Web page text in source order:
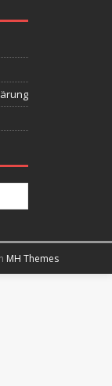
MH Themes